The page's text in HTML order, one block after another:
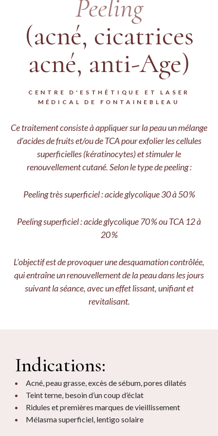
Peeling
(acné, cicatrices
acné, anti-Age)
CENTRE D'ESTHÉTIQUE ET LASER
MÉDICAL DE FONTAINEBLEAU
Ce traitement consiste à appliquer sur la peau un mélange
d’acides de fruits et/ou de TCA pour exfolier les cellules
superficielles (kératinocytes) et stimuler le
renouvellement cutané. Selon le type de peeling :
Peeling très superficiel : acide glycolique 30 à 50 %
Peeling superficiel : acide glycolique 70 % ou TCA 12 à
20 %
L’objectif est de provoquer une desquamation contrôlée,
qui entraîne un renouvellement de la peau dans les jours
suivant la séance, avec un effet lissant, unifiant et
revitalisant.
Indications:
Acné, peau grasse, excès de sébum, pores dilatés
Teint terne, besoin d’un coup d’éclat
Ridules et premières marques de vieillissement
Mélasma superficiel, lentigo solaire